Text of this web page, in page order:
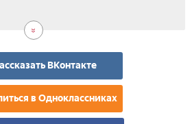
ВКонтакте
в Одноклассниках